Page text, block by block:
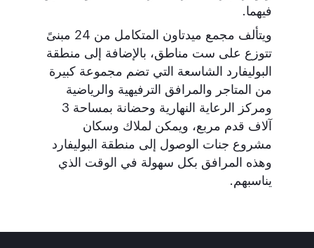
فيهما.
ويتألف مجمع ميدتاون المتكامل من 24 مبنىً
تتوزع على ست مناطق، بالإضافة إلى منطقة
البوليفارد الشاسعة التي تضم مجموعة كبيرة
من المتاجر والمرافق الترفيهية والرياضية
ومركز الرعاية النهارية وحضانة بمساحة 3
آلاف قدم مربع، ويمكن لملاك وسكان
مشروع جنات الوصول إلى منطقة البوليفارد
وهذه المرافق بكل سهولة في الوقت الذي
يناسبهم.